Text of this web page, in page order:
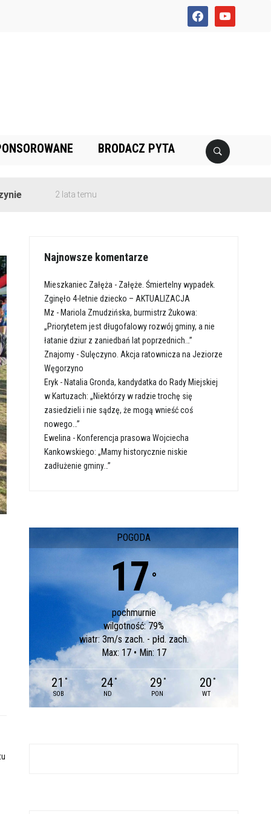
facebookyoutube
BRODACZ PYTA
2 lata temu
Najnowsze komentarze
Mieszkaniec Załęża - Załęże. Śmiertelny wypadek.
Zginęło 4-letnie dziecko – AKTUALIZACJA
Mz - Mariola Zmudzińska, burmistrz Żukowa:
„Priorytetem jest długofalowy rozwój gminy, a nie
łatanie dziur z zaniedbań lat poprzednich…”
Znajomy -Sulęczyno. Akcja ratownicza na Jeziorze
Węgorzyno
Eryk - Natalia Gronda, kandydatka do Rady Miejskiej
w Kartuzach: „Niektórzy w radzie trochę się
zasiedzieli i nie sądzę, że mogą wnieść coś
nowego…”
Ewelina - Konferencja prasowa Wojciecha
Kankowskiego: „Mamy historycznie niskie
zadłużenie gminy…”
POGODA
17 °
pochmurnie
wilgotność: 79%
wiatr: 3m/s zach. - płd. zach.
Max: 17 • Min: 17
21 °
SOB
24 °
ND
29 °
PON
20 °
WT